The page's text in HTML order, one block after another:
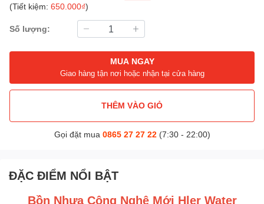
(Tiết kiệm: 650.000₫)
Số lượng:
MUA NGAY
Giao hàng tận nơi hoặc nhận tại cửa hàng
THÊM VÀO GIỎ
Gọi đặt mua 0865 27 27 22(7:30 - 22:00)
ĐẶC ĐIỂM NỔI BẬT
Bồn Nhựa Công Nghệ Mới Hler Water